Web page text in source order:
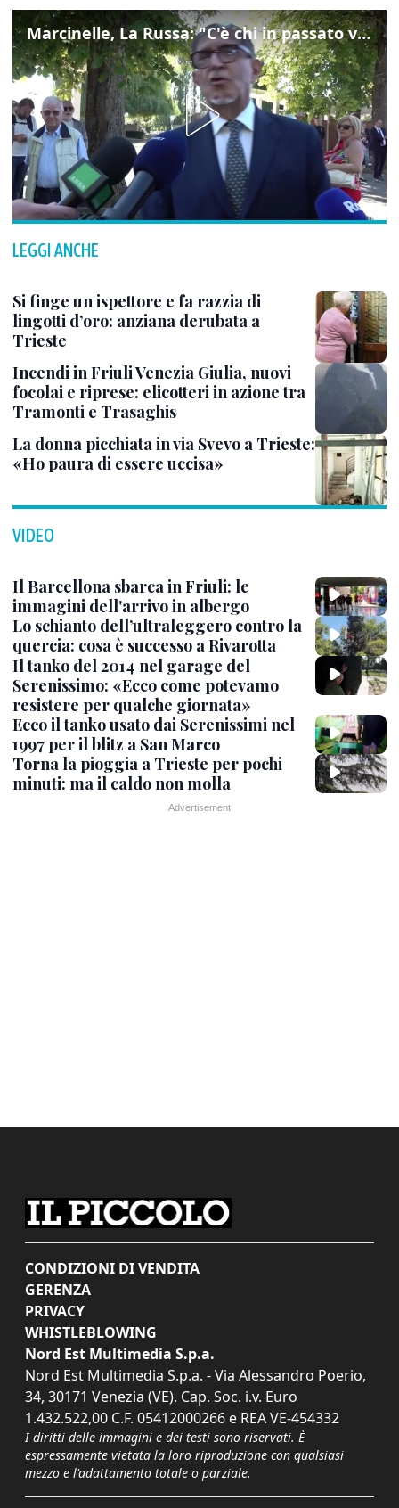
Marcinelle, La Russa: "C'è chi in passato voltava le spalle a Marcinelle"
LEGGI ANCHE
Si finge un ispettore e fa razzia di
lingotti d’oro: anziana derubata a
Trieste
Incendi in Friuli Venezia Giulia, nuovi
focolai e riprese: elicotteri in azione tra
Tramonti e Trasaghis
La donna picchiata in via Svevo a Trieste:
«Ho paura di essere uccisa»
VIDEO
Il Barcellona sbarca in Friuli: le
immagini dell'arrivo in albergo
Lo schianto dell’ultraleggero contro la
quercia: cosa è successo a Rivarotta
Il tanko del 2014 nel garage del
Serenissimo: «Ecco come potevamo
resistere per qualche giornata»
Ecco il tanko usato dai Serenissimi nel
1997 per il blitz a San Marco
Torna la pioggia a Trieste per pochi
minuti: ma il caldo non molla
CONDIZIONI DI VENDITA
GERENZA
PRIVACY
WHISTLEBLOWING
Nord Est Multimedia S.p.a.
Nord Est Multimedia S.p.a. - Via Alessandro Poerio,
34, 30171 Venezia (VE). Cap. Soc. i.v. Euro
1.432.522,00 C.F. 05412000266 e REA VE-454332
I diritti delle immagini e dei testi sono riservati. È
espressamente vietata la loro riproduzione con qualsiasi
mezzo e l'adattamento totale o parziale.